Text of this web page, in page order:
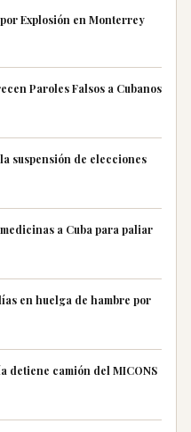
Explosión en Monterrey
Paroles Falsos a Cubanos
suspensión de elecciones
a Cuba para paliar
en huelga de hambre por
detiene camión del MICONS